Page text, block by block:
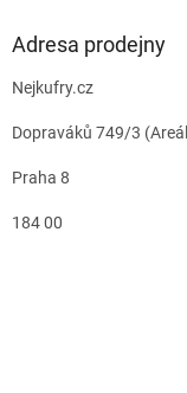
Adresa prodejny
Nejkufry.cz
Dopraváků 749/3
Praha 8
184 00